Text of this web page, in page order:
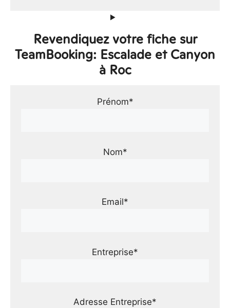
Revendiquez votre fiche sur
TeamBooking: Escalade et Canyon
à Roc
Prénom*
Nom*
Email*
Entreprise*
Adresse Entreprise*